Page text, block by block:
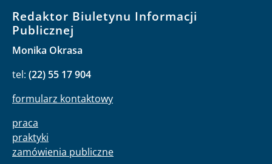
Redaktor Biuletynu Informacji
Publicznej
Monika Okrasa
tel: (22) 55 17 904
formularz kontaktowy
praca
praktyki
zamówienia publiczne